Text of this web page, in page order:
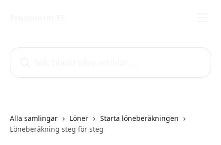
Alla samlingar Löner
Starta löneberäkningen
Löneberäkning steg för steg